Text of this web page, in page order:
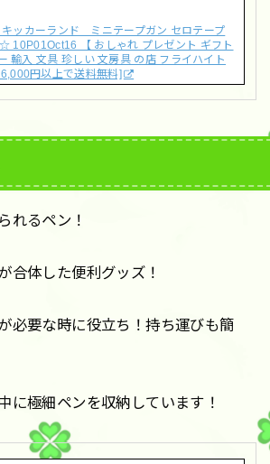
ッカーランド ミニテープガン セロテープ
10P01Oct16 【 おしゃれ プレゼント ギフト
輸入 文具 珍しい 文房具 の店 フライハイト
円以上で送料無料]
れるペン！
合体した便利グッズ！
必要な時に役立ち！持ち運びも簡
に極細ペンを収納しています！